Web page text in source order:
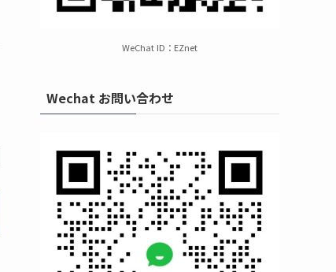
WeChat ID：EZnet
Wechat お問い合わせ